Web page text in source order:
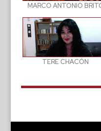
MARCO ANTONIO
TERE CHACÓN